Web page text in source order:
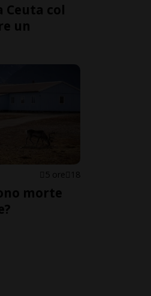
Ceuta col
un
5 ore 18
morte